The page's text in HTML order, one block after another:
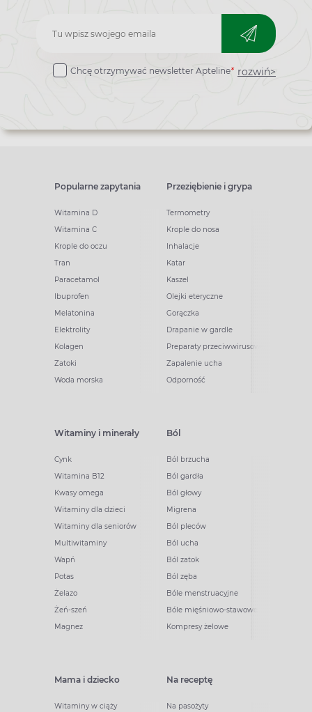
Zapisz
do
Chcę otrzymywać newsletter Apteline* rozwiń>
Popularne zapytania
Witamina D
Witamina C
Krople do oczu
Tran
Paracetamol
Ibuprofen
Melatonina
Elektrolity
Kolagen
Zatoki
Woda morska
Przeziębienie i grypa
Termometry
Krople do nosa
Inhalacje
Katar
Kaszel
Olejki eteryczne
Gorączka
Drapanie w gardle
Preparaty przeciwwirusowe
Zapalenie ucha
Odporność
Witaminy i minerały
Cynk
Witamina B12
Kwasy omega
Witaminy dla dzieci
Witaminy dla seniorów
Multiwitaminy
Wapń
Potas
Żelazo
Żeń-szeń
Magnez
Ból
Ból brzucha
Ból gardła
Ból głowy
Migrena
Ból pleców
Ból ucha
Ból zatok
Ból zęba
Bóle menstruacyjne
Bóle mięśniowo-stawowe
Kompresy żelowe
Mama i dziecko
Witaminy w ciąży
Na receptę
Na pasożyty